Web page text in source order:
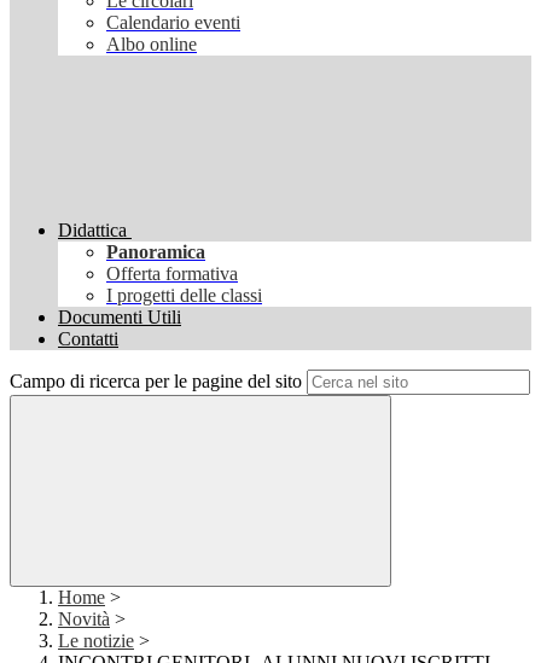
Calendario eventi
Albo online
Didattica
Panoramica
Offerta formativa
I progetti delle classi
Documenti Utili
Contatti
Campo di ricerca per le pagine del sito
Home >
Novità >
Le notizie >